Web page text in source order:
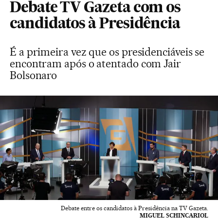
Debate TV Gazeta com os
candidatos à Presidência
É a primeira vez que os presidenciáveis se
encontram após o atentado com Jair
Bolsonaro
Debate entre os candidatos à Presidência na TV Gazeta.
MIGUEL SCHINCARIOL